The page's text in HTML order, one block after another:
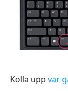
Kolla upp var